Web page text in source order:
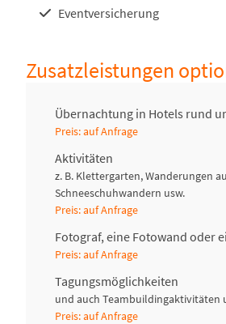
Eventversicherung
Zusatzleistungen
Übernachtung in Hotels rund
Preis: auf Anfrage
Aktivitäten
z. B. Klettergarten, Wanderungen
Schneeschuhwandern usw.
Preis: auf Anfrage
Fotograf, eine Fotowand oder
Preis: auf Anfrage
Tagungsmöglichkeiten
und auch Teambuildingaktivitäten
Preis: auf Anfrage